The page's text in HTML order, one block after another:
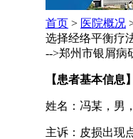
首页 > 医院概况
选择经络平衡疗
-->郑州市银屑病
【患者基本信息】
姓名：冯某，男
主诉：皮损出现